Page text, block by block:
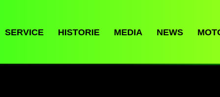
SERVICE HISTORIE MEDIA NEWS